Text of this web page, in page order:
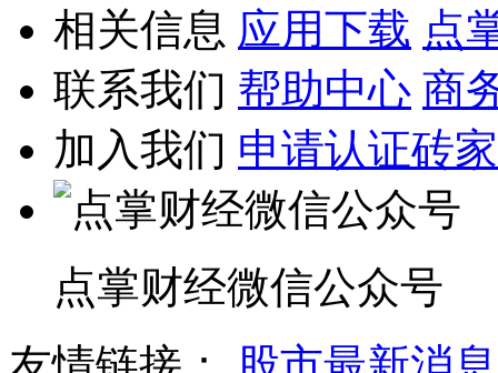
相关信息 应用下载 点
联系我们 帮助中心 商
加入我们 申请认证砖家
点掌财经微信公众号